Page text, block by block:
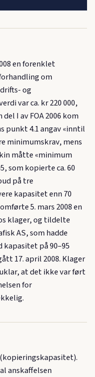
en forenklet
om
og
var ca. kr 220 000,
I av FOA 2006 kom
punkt 4.1 angav «inntil
minimumskrav, mens
måtte «minimum
som kopierte ca. 60
på tre
kapasitet enn 70
5. mars 2008 en
klager, og tildelte
AS, som hadde
kapasitet på 90–95
17. april 2008. Klager
at det ikke var ført
for
anskaffelsen